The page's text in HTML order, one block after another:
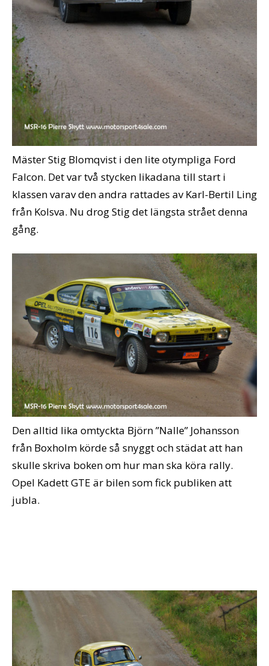
Mäster Stig Blomqvist i den lite otympliga Ford
Falcon. Det var två stycken likadana till start i
klassen varav den andra rattades av Karl-Bertil Ling
från Kolsva. Nu drog Stig det längsta strået denna
gång.
Den alltid lika omtyckta Björn ”Nalle” Johansson
från Boxholm körde så snyggt och städat att han
skulle skriva boken om hur man ska köra rally.
Opel Kadett GTE är bilen som fick publiken att
jubla.